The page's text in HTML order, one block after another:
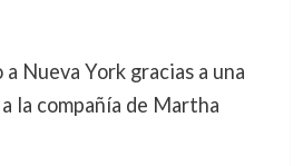
Nueva York gracias a una
la compañía de Martha